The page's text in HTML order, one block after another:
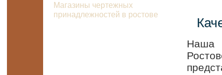
Магазины чертежных
принадлежностей в ростове
Наша